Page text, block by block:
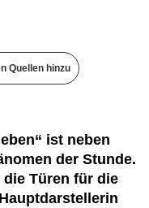
Quellen hinzu
ist neben
der Stunde.
Türen für die